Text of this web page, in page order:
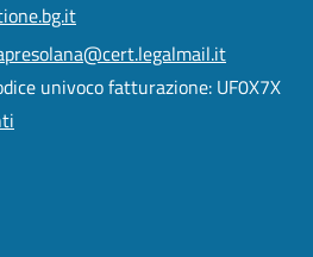
univoco fatturazione: UF0X7X